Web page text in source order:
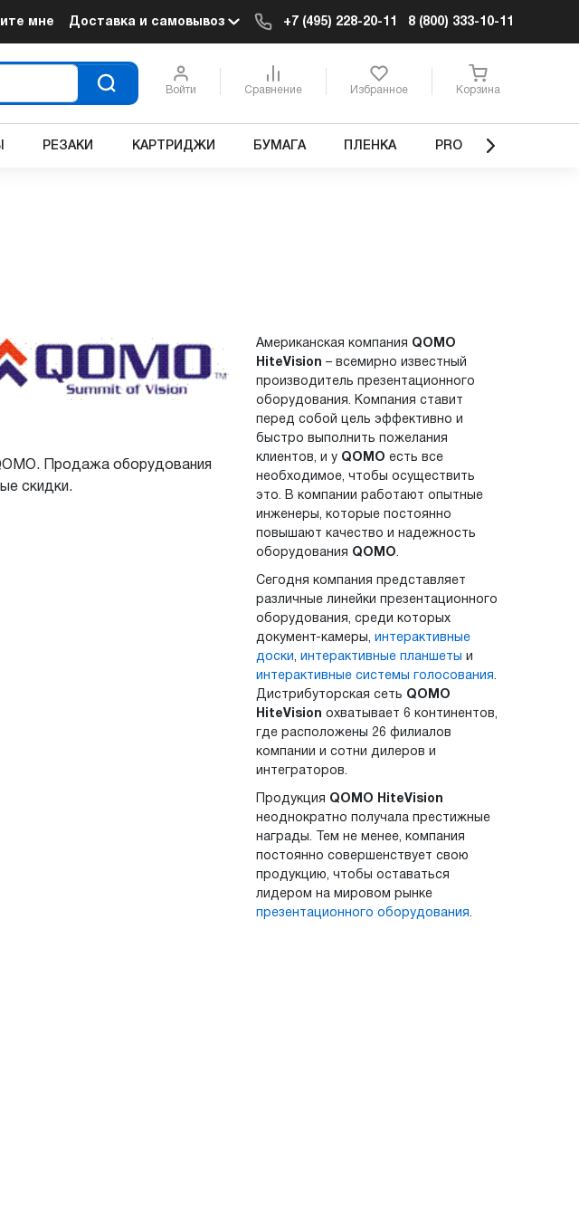
мне Доставка и самовывоз +7 (495) 228-20-11 8 (800) 333-10-11
Войти Сравнение Избранное Корзина
РЕЗАКИ КАРТРИДЖИ БУМАГА ПЛЕНКА PRO
Продажа оборудования
скидки.
Американская компания QOMO
HiteVision – всемирно известный
производитель презентационного
оборудования. Компания ставит
перед собой цель эффективно и
быстро выполнить пожелания
клиентов, и у QOMO есть все
необходимое, чтобы осуществить
это. В компании работают опытные
инженеры, которые постоянно
повышают качество и надежность
оборудования QOMO.
Сегодня компания представляет
различные линейки презентационного
оборудования, среди которых
документ-камеры, интерактивные
доски, интерактивные планшеты и
интерактивные системы голосования.
Дистрибуторская сеть QOMO
HiteVision охватывает 6 континентов,
где расположены 26 филиалов
компании и сотни дилеров и
интеграторов.
Продукция QOMO HiteVision
неоднократно получала престижные
награды. Тем не менее, компания
постоянно совершенствует свою
продукцию, чтобы оставаться
лидером на мировом рынке
презентационного оборудования.